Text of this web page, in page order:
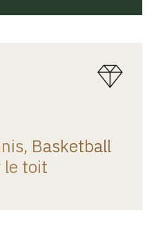
Basketball
le toit